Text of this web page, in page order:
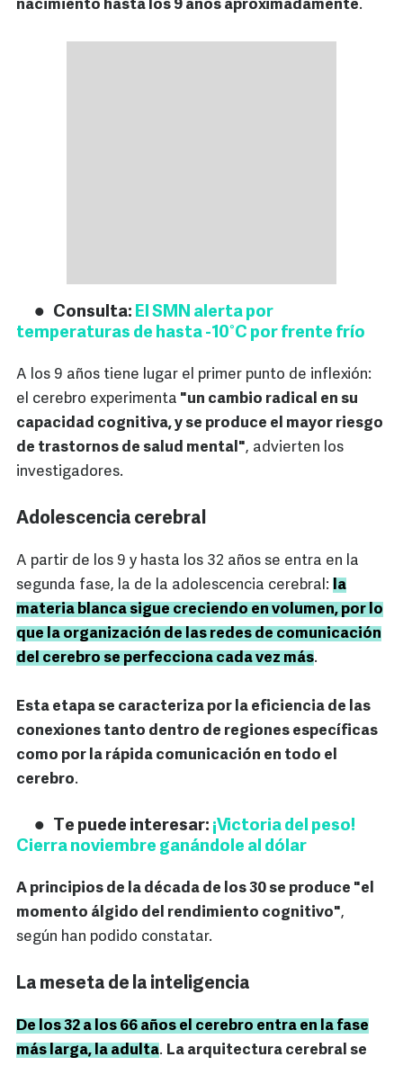
nacimiento hasta los 9 años aproximadamente.
Consulta: El SMN alerta por
temperaturas de hasta -10°C por frente frío
A los 9 años tiene lugar el primer punto de inflexión:
el cerebro experimenta "un cambio radical en su
capacidad cognitiva, y se produce el mayor riesgo
de trastornos de salud mental", advierten los
investigadores.
Adolescencia cerebral
A partir de los 9 y hasta los 32 años se entra en la
segunda fase, la de la adolescencia cerebral: la
materia blanca sigue creciendo en volumen, por lo
que la organización de las redes de comunicación
del cerebro se perfecciona cada vez más.
Esta etapa se caracteriza por la eficiencia de las
conexiones tanto dentro de regiones específicas
como por la rápida comunicación en todo el
cerebro.
Te puede interesar: ¡Victoria del peso!
Cierra noviembre ganándole al dólar
A principios de la década de los 30 se produce "el
momento álgido del rendimiento cognitivo",
según han podido constatar.
La meseta de la inteligencia
De los 32 a los 66 años el cerebro entra en la fase
más larga, la adulta. La arquitectura cerebral se